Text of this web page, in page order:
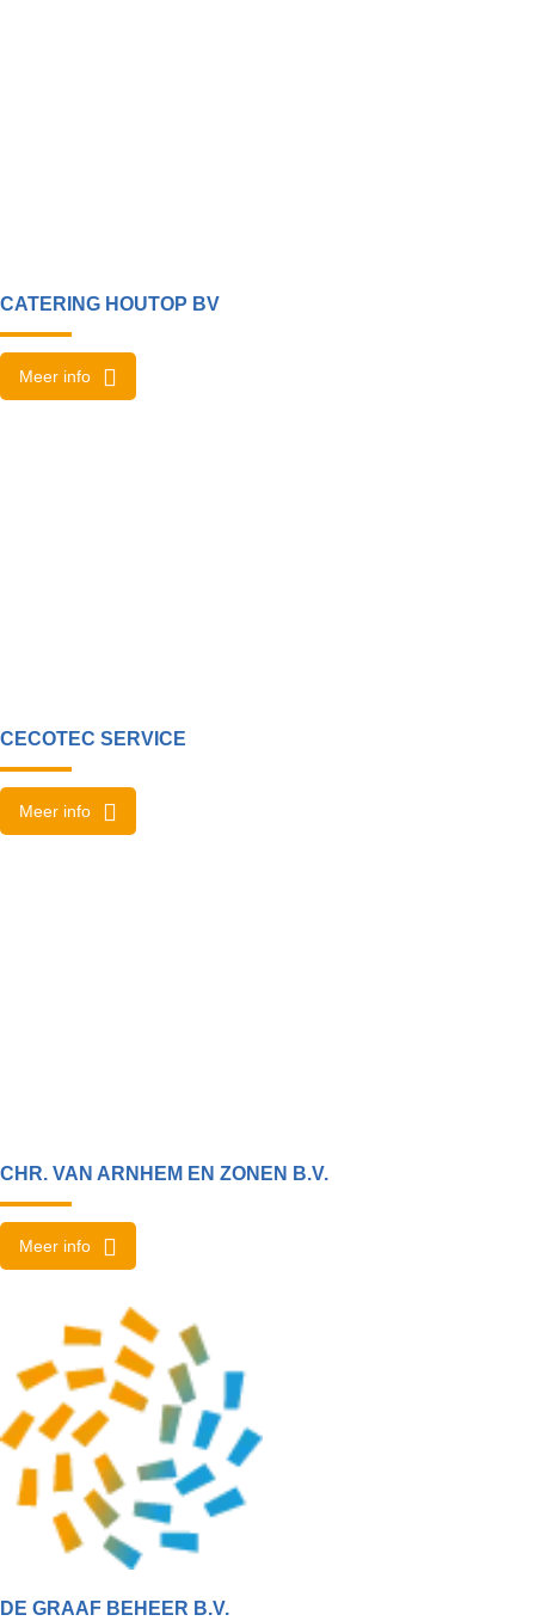
CATERING HOUTOP BV
Meer info
CECOTEC SERVICE
Meer info
CHR. VAN ARNHEM EN ZONEN B.V.
Meer info
DE GRAAF BEHEER B.V.